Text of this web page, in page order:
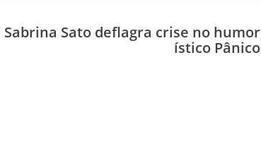
Sabrina Sato deflagra crise no humor
ístico Pânico